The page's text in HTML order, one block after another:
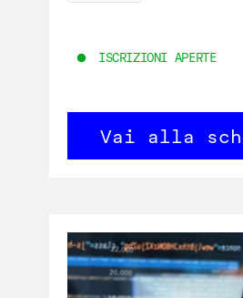
ISCRIZIONI APERTE
Vai alla